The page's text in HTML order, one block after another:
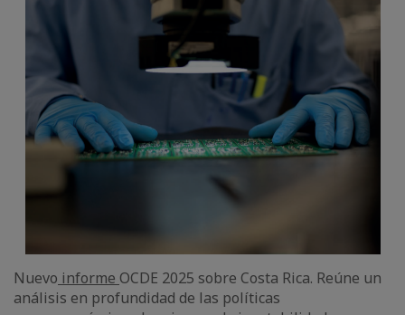
Nuevo informe OCDE 2025 sobre Costa Rica. Reúne un
análisis en profundidad de las políticas